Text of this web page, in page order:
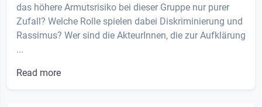
das höhere Armutsrisiko bei dieser Gruppe nur purer
Zufall? Welche Rolle spielen dabei Diskriminierung und
Rassimus? Wer sind die AkteurInnen, die zur Aufklärung
...
Read more